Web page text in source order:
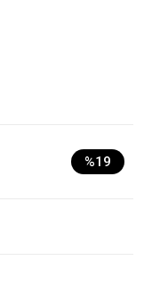
%19